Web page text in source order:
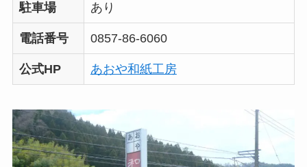
駐車場 あり
電話番号 0857-86-6060
公式HP あおや和紙工房